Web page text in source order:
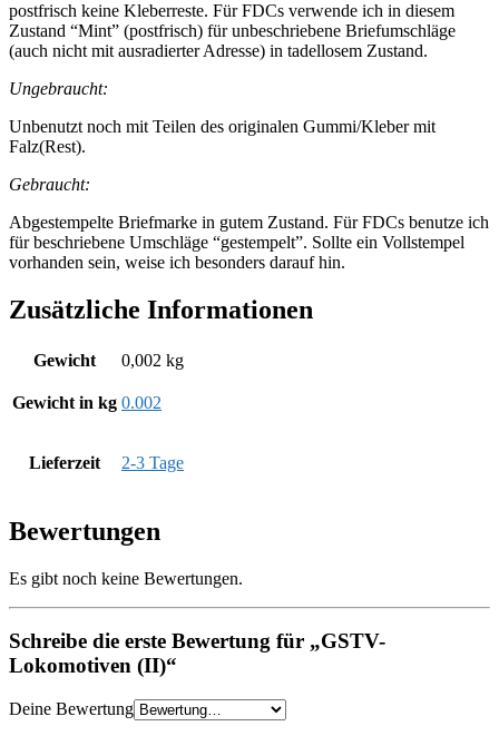
postfrisch keine Kleberreste. Für FDCs verwende ich in diesem
Zustand “Mint” (postfrisch) für unbeschriebene Briefumschläge
(auch nicht mit ausradierter Adresse) in tadellosem Zustand.
Ungebraucht:
Unbenutzt noch mit Teilen des originalen Gummi/Kleber mit
Falz(Rest).
Gebraucht:
Abgestempelte Briefmarke in gutem Zustand. Für FDCs benutze ich
für beschriebene Umschläge “gestempelt”. Sollte ein Vollstempel
vorhanden sein, weise ich besonders darauf hin.
Zusätzliche Informationen
Gewicht 0,002 kg
Gewicht in kg 0.002
Lieferzeit 2-3 Tage
Bewertungen
Es gibt noch keine Bewertungen.
Schreibe die erste Bewertung für „GSTV-
Lokomotiven (II)“
Deine Bewertung